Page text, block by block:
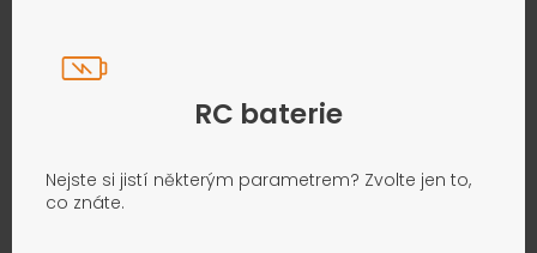
RC baterie
Nejste si jistí některým parametrem? Zvolte jen to,
co znáte.